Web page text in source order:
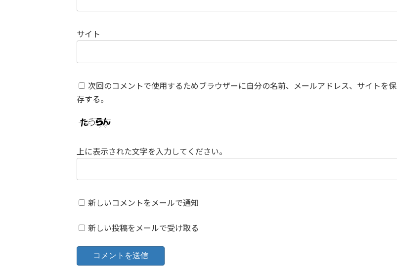
サイト
次回のコメントで使用するためブラウザーに自分の名前、メールアドレス、サイトを保
存する。
上に表示された文字を入力してください。
新しいコメントをメールで通知
新しい投稿をメールで受け取る